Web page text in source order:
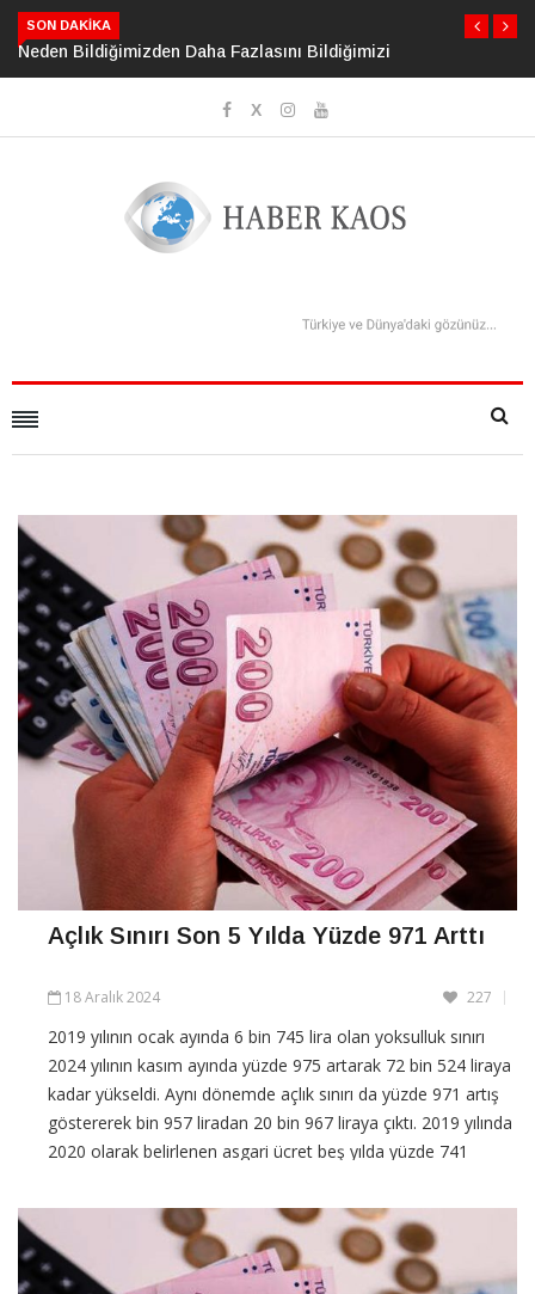
SON DAKIKA
Neden Bildiğimizden Daha Fazlasını Bildiğimizi Sanıyoruz?
Açlık Sınırı Son 5 Yılda Yüzde 971 Arttı
18 Aralık 2024 227
2019 yılının ocak ayında 6 bin 745 lira olan yoksulluk sınırı
2024 yılının kasım ayında yüzde 975 artarak 72 bin 524 liraya
kadar yükseldi. Aynı dönemde açlık sınırı da yüzde 971 artış
göstererek bin 957 liradan 20 bin 967 liraya çıktı. 2019 yılında
2020 olarak belirlenen asgari ücret beş yılda yüzde 741
CONTINUE READING